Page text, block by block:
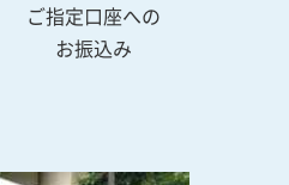
ご指定口座への
お振込み